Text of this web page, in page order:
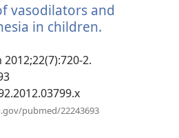
vasodilators and
in children.
2.
pubmed/22243693